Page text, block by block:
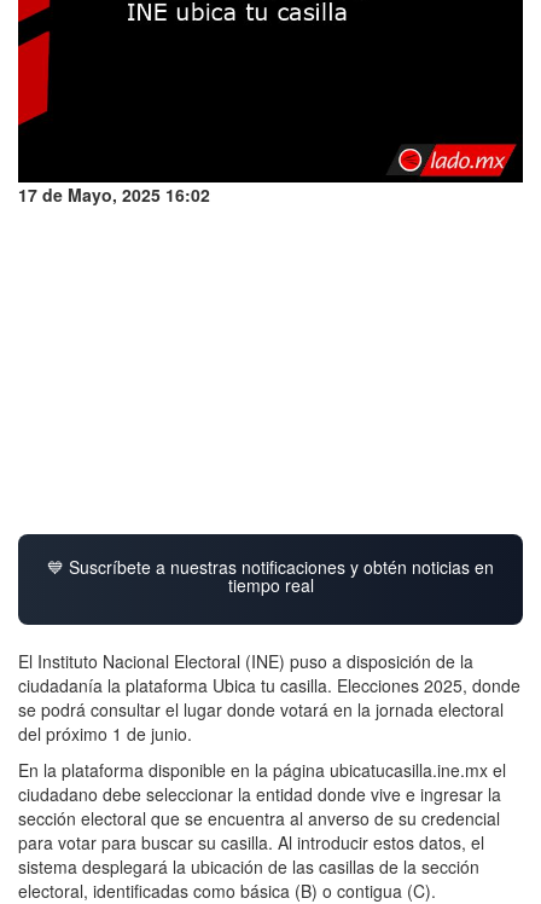
17 de Mayo, 2025 16:02
💙 Suscríbete a nuestras notificaciones y obtén noticias en
tiempo real
El Instituto Nacional Electoral (INE) puso a disposición de la
ciudadanía la plataforma Ubica tu casilla. Elecciones 2025, donde
se podrá consultar el lugar donde votará en la jornada electoral
del próximo 1 de junio.
En la plataforma disponible en la página ubicatucasilla.ine.mx el
ciudadano debe seleccionar la entidad donde vive e ingresar la
sección electoral que se encuentra al anverso de su credencial
para votar para buscar su casilla. Al introducir estos datos, el
sistema desplegará la ubicación de las casillas de la sección
electoral, identificadas como básica (B) o contigua (C).